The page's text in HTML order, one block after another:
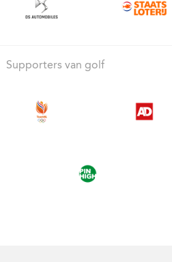
Supporters van golf